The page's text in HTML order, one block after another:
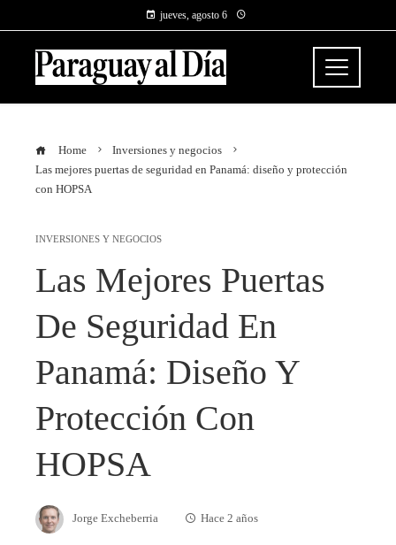
jueves, agosto 6
Home
Inversiones y negocios
Las mejores puertas de seguridad en Panamá: diseño y protección
con HOPSA
INVERSIONES Y NEGOCIOS
Las Mejores Puertas
De Seguridad En
Panamá: Diseño Y
Protección Con
HOPSA
Jorge Excheberria Hace 2 años